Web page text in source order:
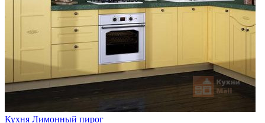
Кухня Лимонный пирог